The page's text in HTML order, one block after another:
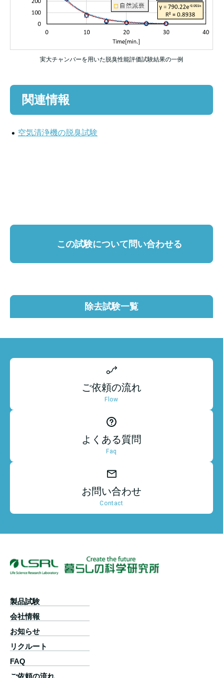
実大チャンバーを用いた脱臭性能評価試験結果の一例
関連情報
空気清浄機の脱臭試験
この試験について問い合わせる
除去試験一覧
ご依頼の流れ
Flow
よくある質問
Faq
お問い合わせ
Contact
製品試験
会社情報
お知らせ
リクルート
FAQ
ご依頼の流れ